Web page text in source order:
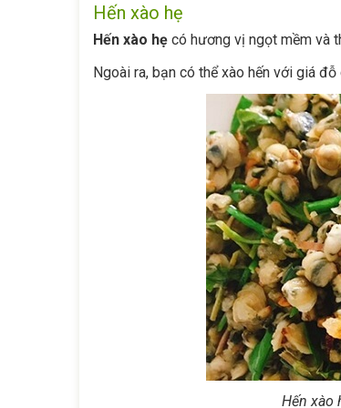
Hến xào hẹ
Hến xào hẹ có hương vị ngọt mềm và
Ngoài ra, bạn có thể xào hến với giá
Hến xào